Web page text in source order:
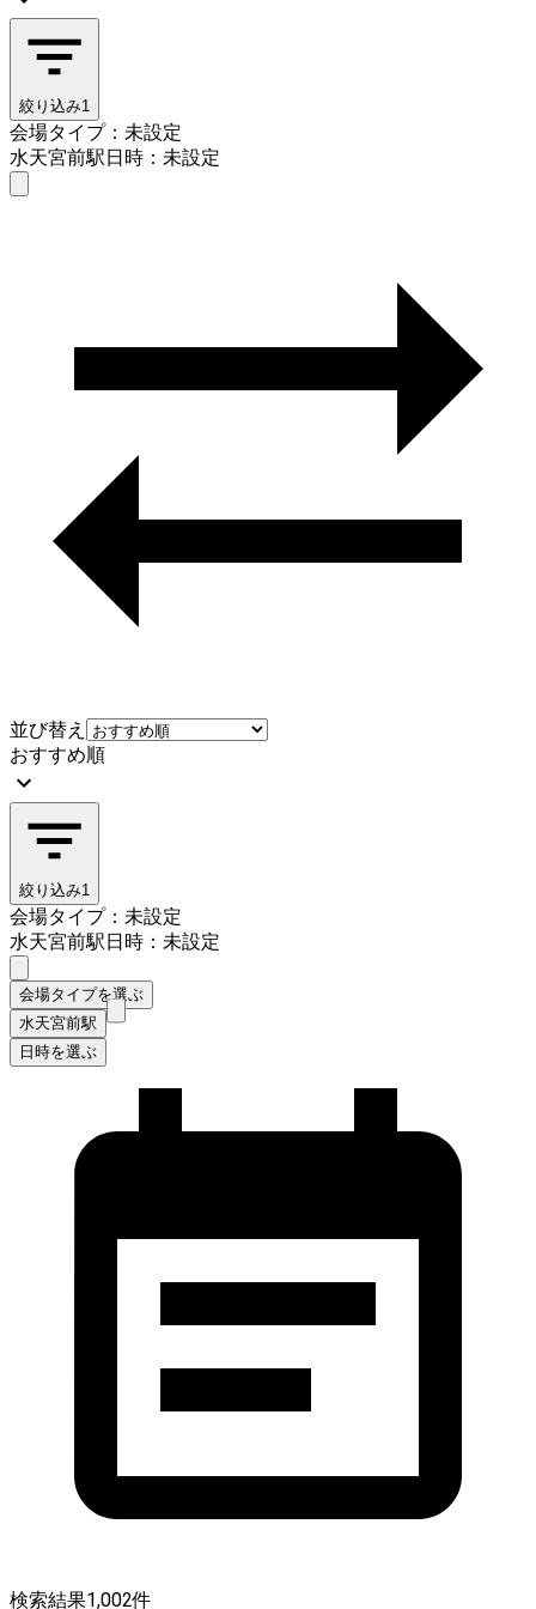
絞り込み1
会場タイプ：未設定
水天宮前駅日時：未設定
並び替え
おすすめ順
絞り込み1
会場タイプ：未設定
水天宮前駅日時：未設定
会場タイプを選ぶ
水天宮前駅
日時を選ぶ
検索結果1,002件